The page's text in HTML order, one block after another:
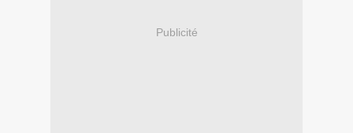
Publicité